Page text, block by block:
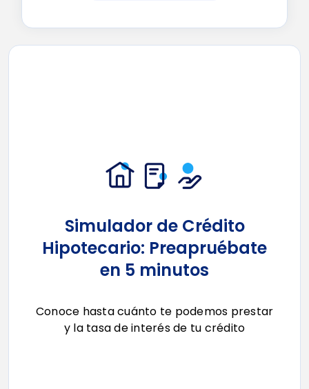
Simulador de Crédito
Hipotecario: Preapruébate
en 5 minutos
Conoce hasta cuánto te podemos prestar
y la tasa deinterés de tu crédito